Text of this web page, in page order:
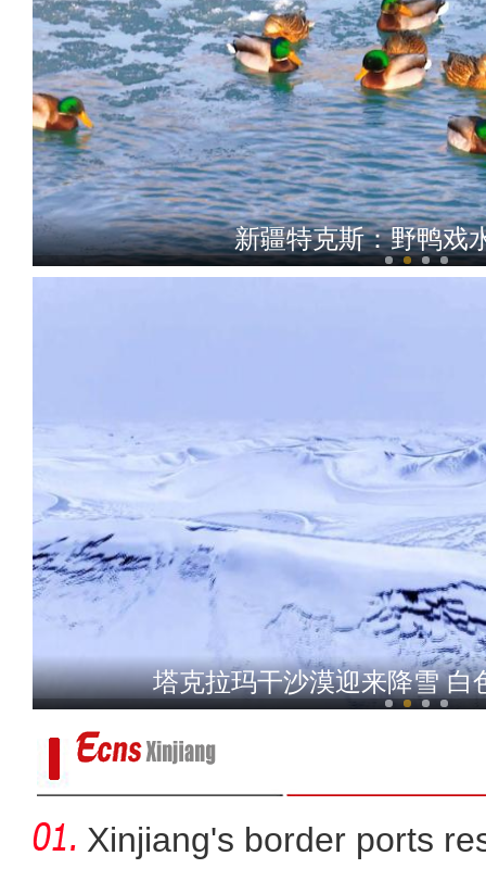
新疆特克斯：野鸭戏
新疆阿克苏：迎新
塔克拉玛干沙漠迎来降雪 白
Xinjiang's border ports